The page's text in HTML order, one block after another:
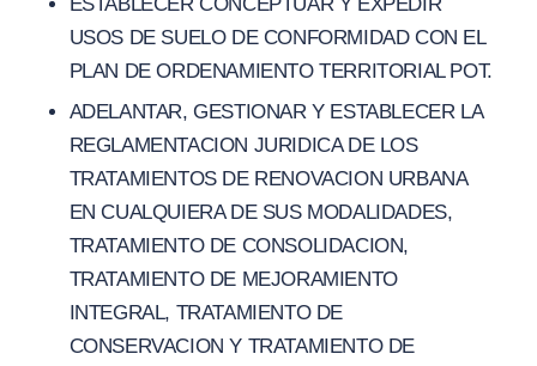
USOS DE SUELO DE CONFORMIDAD CON EL
PLAN DE ORDENAMIENTO TERRITORIAL POT.
ADELANTAR, GESTIONAR Y ESTABLECER LA
REGLAMENTACION JURIDICA DE LOS
TRATAMIENTOS DE RENOVACION URBANA
EN CUALQUIERA DE SUS MODALIDADES,
TRATAMIENTO DE CONSOLIDACION,
TRATAMIENTO DE MEJORAMIENTO
INTEGRAL, TRATAMIENTO DE
CONSERVACION Y TRATAMIENTO DE